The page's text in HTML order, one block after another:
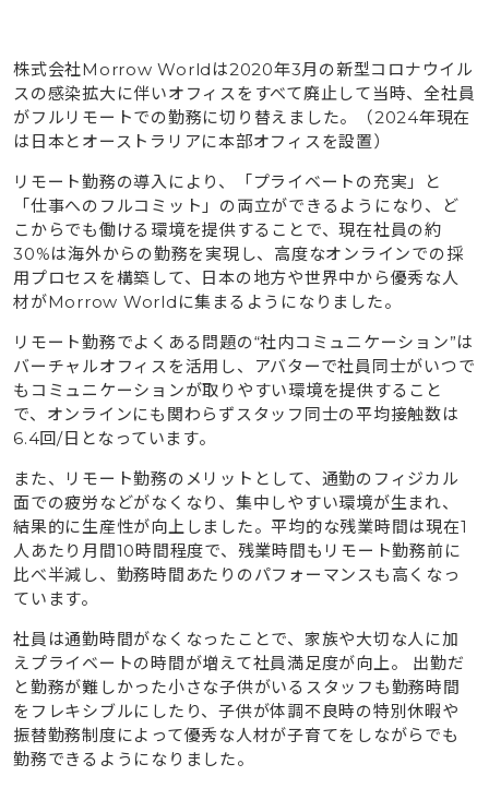
株式会社Morrow Worldは2020年3月の新型コロナウイル
スの感染拡大に伴いオフィスをすべて廃止して当時、全社員
がフルリモートでの勤務に切り替えました。（2024年現在
は日本とオーストラリアに本部オフィスを設置）
リモート勤務の導入により、「プライベートの充実」と
「仕事へのフルコミット」の両立ができるようになり、ど
こからでも働ける環境を提供することで、現在社員の約
30%は海外からの勤務を実現し、高度なオンラインでの採
用プロセスを構築して、日本の地方や世界中から優秀な人
材がMorrow Worldに集まるようになりました。
リモート勤務でよくある問題の“社内コミュニケーション”は
バーチャルオフィスを活用し、アバターで社員同士がいつで
もコミュニケーションが取りやすい環境を提供すること
で、オンラインにも関わらずスタッフ同士の平均接触数は
6.4回/日となっています。
また、リモート勤務のメリットとして、通勤のフィジカル
面での疲労などがなくなり、集中しやすい環境が生まれ、
結果的に生産性が向上しました。平均的な残業時間は現在1
人あたり月間10時間程度で、残業時間もリモート勤務前に
比べ半減し、勤務時間あたりのパフォーマンスも高くなっ
ています。
社員は通勤時間がなくなったことで、家族や大切な人に加
えプライベートの時間が増えて社員満足度が向上。 出勤だ
と勤務が難しかった小さな子供がいるスタッフも勤務時間
をフレキシブルにしたり、子供が体調不良時の特別休暇や
振替勤務制度によって優秀な人材が子育てをしながらでも
勤務できるようになりました。